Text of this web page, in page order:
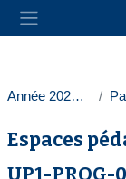
Passer au contenu
Panneau
Année 2024-2025
Espaces